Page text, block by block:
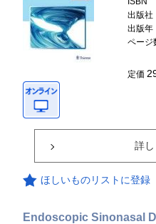
出版社
出版年
ページ
定価
詳
ほしいものリストに登録
Endoscopic Sinonasal